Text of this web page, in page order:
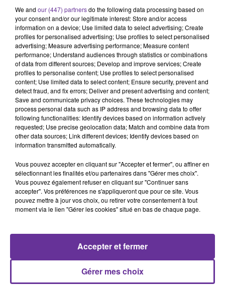
Notre dossier du jour : la Turquie.
Le principal parti d'opposition au président turc, le CHP,
attend bientôt une décision judiciaire.
Une décision qui pourrait chambouler sa direction. Des
dizaines de milliers de personnes sont descendues dans
la rue hier. Un rassemblement à l'appel du parti
d'opposition.
Le CHP, le parti républicain du peuple, social démocrate
rejette les accusations de fraude et estime que les
autorités tentent de l'affaiblir par un "procès politique".
0:00 12 min 31 sec
SUR LE MÊME SUJET
We and our (447) partnersdo the following data processing based on
your consent and/or our legitimate interest: Store and/or access
information on a device; Use limited data to select advertising; Create
profiles for personalised advertising; Use profiles to select personalised
advertising; Measure advertising performance; Measure content
performance; Understand audiences through statistics or combinations
of data from different sources; Develop and improve services; Create
profiles to personalise content; Use profiles to select personalised
content; Use limited data to select content; Ensure security, prevent and
detect fraud, and fix errors; Deliver and present advertising and content;
Save and communicate privacy choices. These technologies may
process personal data such as IP address and browsing data to offer
following functionalities: Identify devices based on information actively
requested; Use precise geolocation data; Match and combine data from
other data sources; Link different devices; Identify devices based on
information transmitted automatically.
Vous pouvez accepter en cliquant sur "Accepter et fermer", ou affiner en
sélectionnant les finalités et/ou partenaires dans "Gérer mes choix".
Vous pouvez également refuser en cliquant sur "Continuer sans
accepter". Vos préférences ne s'appliqueront que pour ce site. Vous
pouvez mettre à jour vos choix, ou retirer votre consentement à tout
moment via le lien "Gérer les cookies" situé en bas de chaque page.
Gérer mes choix
Accepter et fermer